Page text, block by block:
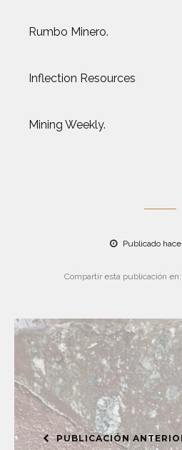
Rumbo Minero.
Inflection Resources
Mining Weekly.
Publicado
Compartir esta publicación en:
PUBLICACIÓN